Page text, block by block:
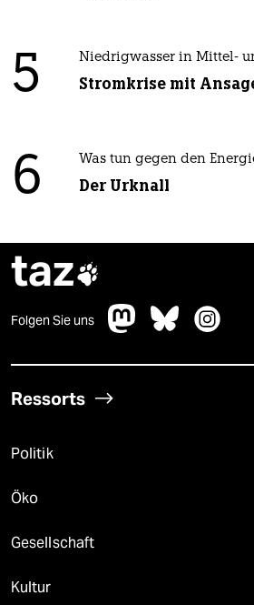
5 Niedrigwasser in Mittel-
Stromkrise mit
6 Was tun gegen den
Der Urknall
taz
Folgen Sie uns
Ressorts
Politik
Öko
Gesellschaft
Kultur